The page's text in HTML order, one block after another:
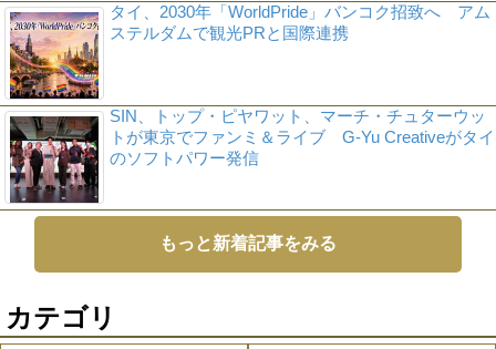
タイ、2030年「WorldPride」バンコク招致へ アム
ステルダムで観光PRと国際連携
SIN、トップ・ピヤワット、マーチ・チュターウッ
トが東京でファンミ＆ライブ G-Yu Creativeがタイ
のソフトパワー発信
もっと新着記事をみる
カテゴリ